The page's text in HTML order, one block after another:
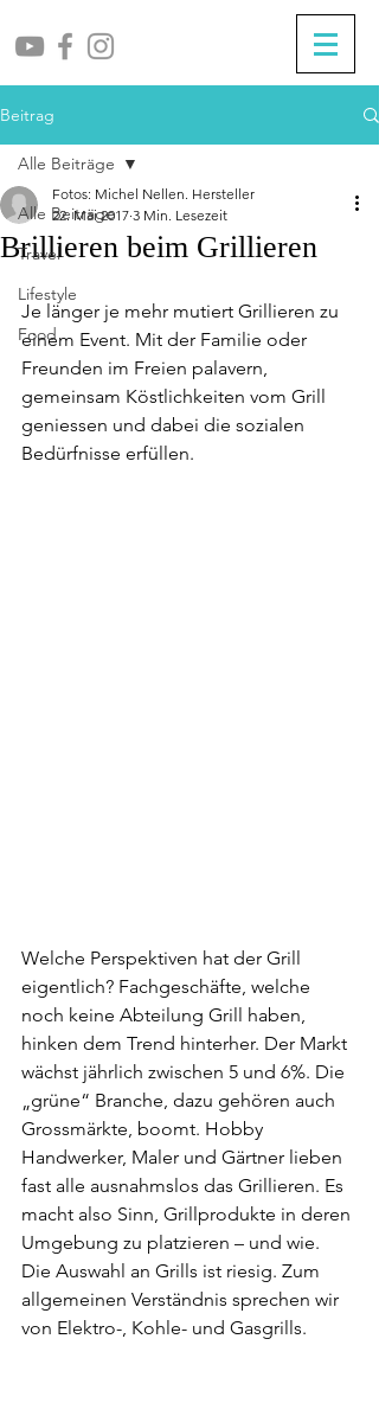
Beitrag
Alle Beiträge
Travel
Lifestyle
Food
Alle Beiträge
Brillieren beim Grillieren
Fotos: Michel Nellen. Hersteller
22. Mai 2017 3 Min. Lesezeit
Je länger je mehr mutiert Grillieren zu
einem Event. Mit der Familie oder
Freunden im Freien palavern,
gemeinsam Köstlichkeiten vom Grill
geniessen und dabei die sozialen
Bedürfnisse erfüllen.
Welche Perspektiven hat der Grill
eigentlich? Fachgeschäfte, welche
noch keine Abteilung Grill haben,
hinken dem Trend hinterher. Der Markt
wächst jährlich zwischen 5 und 6%. Die
„grüne“ Branche, dazu gehören auch
Grossmärkte, boomt. Hobby
Handwerker, Maler und Gärtner lieben
fast alle ausnahmslos das Grillieren. Es
macht also Sinn, Grillprodukte in deren
Umgebung zu platzieren – und wie.
Die Auswahl an Grills ist riesig. Zum
allgemeinen Verständnis sprechen wir
von Elektro-, Kohle- und Gasgrills.